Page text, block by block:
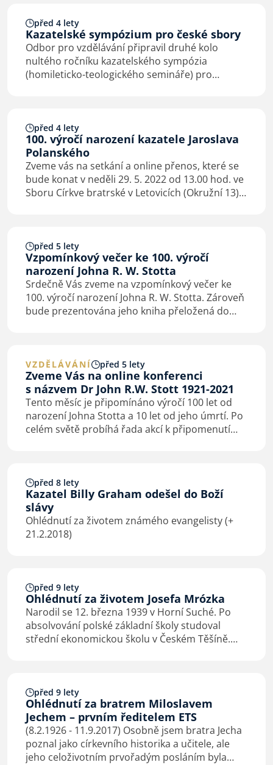
před 4 lety
Kazatelské sympózium pro české sbory
Odbor pro vzdělávání připravil druhé kolo
nultého ročníku kazatelského sympózia
(homileticko-teologického semináře) pro
před 4 lety
100. výročí narození kazatele Jaroslava
Polanského
Zveme vás na setkání a online přenos, které se
bude konat v neděli 29. 5. 2022 od 13.00 hod. ve
Sboru Církve bratrské v Letovicích (Okružní 13)
před 5 lety
Vzpomínkový večer ke 100. výročí
narození Johna R. W. Stotta
Srdečně Vás zveme na vzpomínkový večer ke
100. výročí narození Johna R. W. Stotta. Zároveň
bude prezentována jeho kniha přeložená do
VZDĚLÁVÁNÍ před 5 lety
Zveme Vás na online konferenci
s názvem Dr John R.W. Stott 1921-2021
Tento měsíc je připomínáno výročí 100 let od
narození Johna Stotta a 10 let od jeho úmrtí. Po
celém světě probíhá řada akcí k připomenutí
před 8 lety
Kazatel Billy Graham odešel do Boží
slávy
Ohlédnutí za životem známého evangelisty (+
21.2.2018)
před 9 lety
Ohlédnutí za životem Josefa Mrózka
Narodil se 12. března 1939 v Horní Suché. Po
absolvování polské základní školy studoval
střední ekonomickou školu v Českém Těšíně.
před 9 lety
Ohlédnutí za bratrem Miloslavem
Jechem – prvním ředitelem ETS
(8.2.1926 - 11.9.2017) Osobně jsem bratra Jecha
poznal jako církevního historika a učitele, ale
jeho celoživotním prvořadým posláním byla